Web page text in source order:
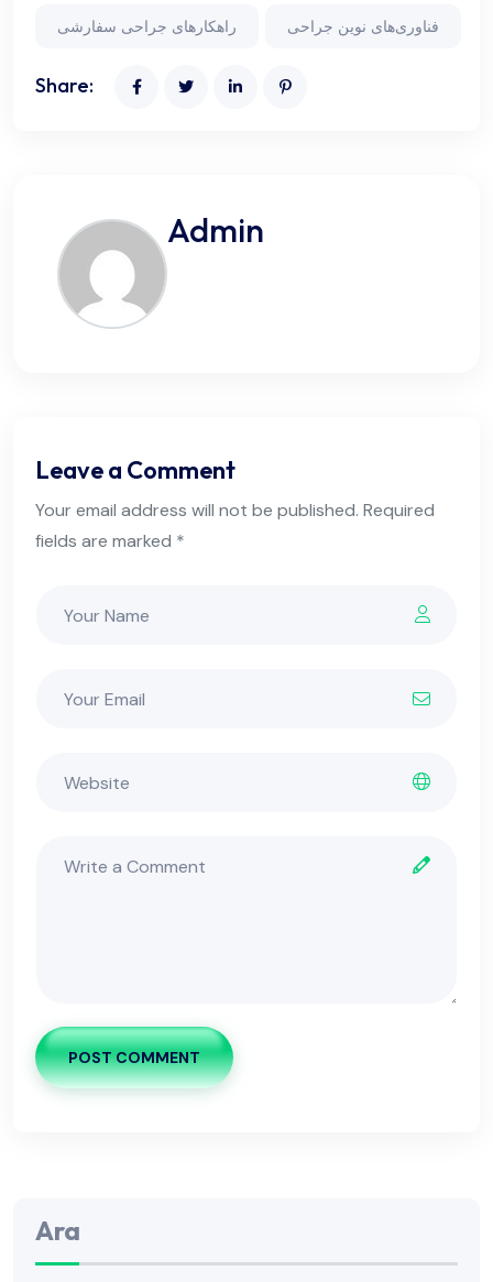
راهکارهای جراحی سفارشی فناوری‌های نوین جراحی
Share:
Admin
Leave a Comment
Your email address will not be published. Required
fields are marked *
POST COMMENT
Ara